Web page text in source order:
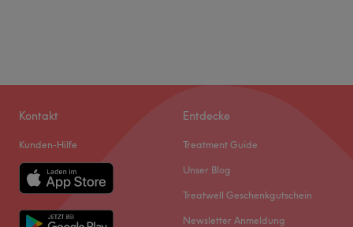
Kontakt
Kunden-Hilfe
Entdecke
Treatment Guide
Unser Blog
Treatwell Geschenkgutschein
Newsletter Anmeldung